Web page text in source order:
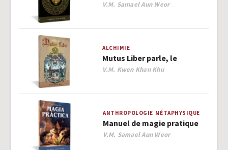
Author
V.M. Samael Aun Weor
ALCHIMIE
Mutus Liber parle, le
Author
V.M. Kwen Khan Khu
ANTHROPOLOGIE MÉTAPHYSIQUE
Manuel de magie pratique
Author
V.M. Samael Aun Weor